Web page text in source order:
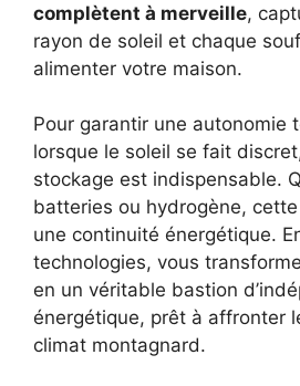
complètent à merveille,
rayon de soleil et chaque
alimenter votre maison.
Pour garantir une autonomie
lorsque le soleil se fait
stockage est indispensable.
batteries ou hydrogène,
une continuité énergétique.
technologies, vous
en un véritable bastion
énergétique, prêt à affronter
climat montagnard.